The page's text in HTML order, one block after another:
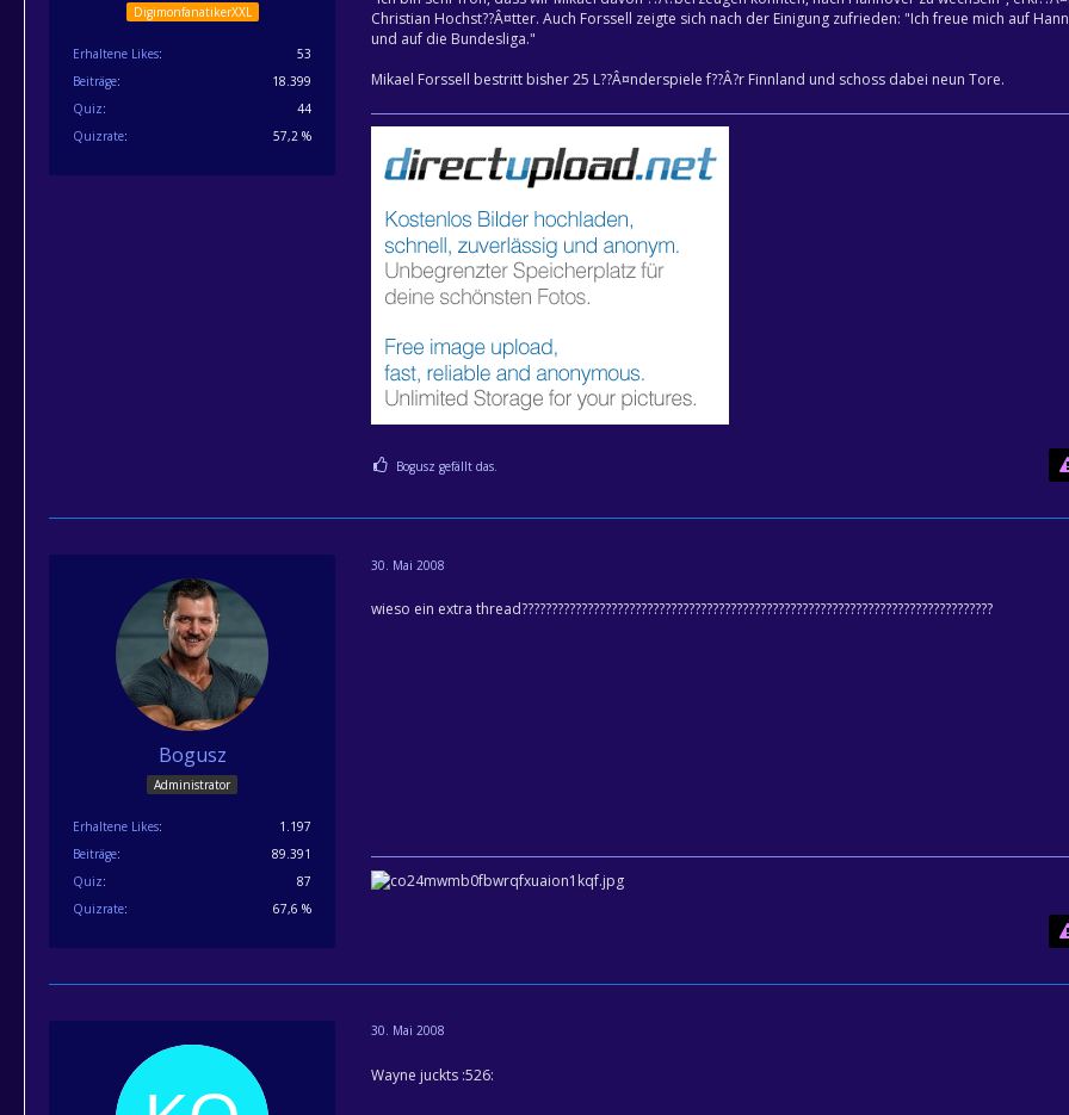
DigimonfanatikerXXL
Erhaltene Likes
53
Beiträge
18.399
Quiz
44
Quizrate
57,2 %
Christian Hochst??Â¤tter. Auch Forssell zeigte sich nach der Einigung zufrieden: "Ich freue mich auf
und auf die Bundesliga."
Mikael Forssell bestritt bisher 25 L??Â¤nderspiele f??Â?r Finnland und schoss dabei neun Tore.
Bogusz gefällt das.
Bogusz
Administrator
Erhaltene Likes
1.197
Beiträge
89.391
Quiz
87
Quizrate
67,6 %
30. Mai 2008
wieso ein extra thread???????????????????????????????????????????????????????????????????????????????
30. Mai 2008
Wayne juckts :526: